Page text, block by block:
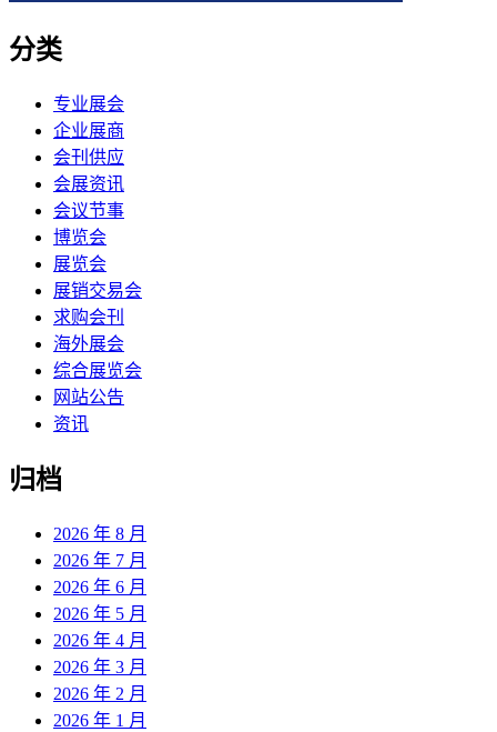
分类
专业展会
企业展商
会刊供应
会展资讯
会议节事
博览会
展览会
展销交易会
求购会刊
海外展会
综合展览会
网站公告
资讯
归档
2026 年 8 月
2026 年 7 月
2026 年 6 月
2026 年 5 月
2026 年 4 月
2026 年 3 月
2026 年 2 月
2026 年 1 月